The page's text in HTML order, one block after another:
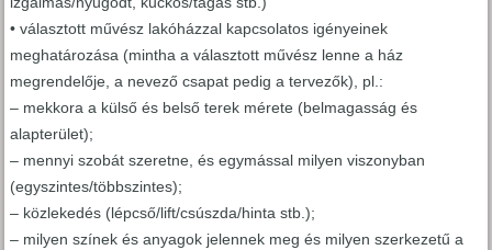
• választott művész lakóházzal kapcsolatos igényeinek
meghatározása (mintha a választott művész lenne a ház
megrendelője, a nevező csapat pedig a tervezők), pl.:
– mekkora a külső és belső terek mérete (belmagasság és
alapterület);
– mennyi szobát szeretne, és egymással milyen viszonyban
(egyszintes/többszintes);
– közlekedés (lépcső/lift/csúszda/hinta stb.);
– milyen színek és anyagok jelennek meg és milyen szerkezetű a